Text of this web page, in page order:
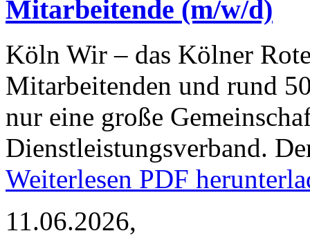
Mitarbeitende (m/w/d)
Köln Wir – das Kölner
Mitarbeitenden und rund
nur eine große
Dienstleistungsverband.
Weiterlesen PDF
11.06.2026,